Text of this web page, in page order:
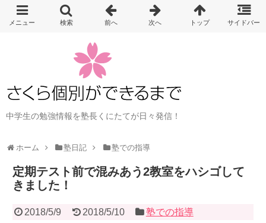
中学生の勉強情報を塾長くにたてが日々発信！
ホーム 塾日記 塾での指導
定期テスト前で混みあう2教室をハシゴして
きました！
2018/5/9 2018/5/10 塾での指導